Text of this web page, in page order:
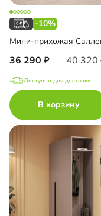
-10%
36 290 40 320
Доступно для доставки
В корзину